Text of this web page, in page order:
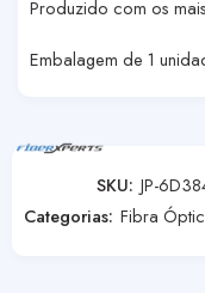
Produzido com os
Embalagem de 1
SKU: JP-
Categorias: Fibra